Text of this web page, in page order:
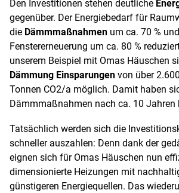
Den Investitionen stehen deutliche
gegenüber. Der Energiebedarf für
die Dämmmaßnahmen um ca. 70 %
Fenstererneuerung um ca. 80 %
unserem Beispiel mit Omas Häuschen
Dämmung Einsparungen von über
Tonnen CO2/a möglich. Damit haben
Dämmmaßnahmen nach ca. 10 Jahren
Tatsächlich werden sich die
schneller auszahlen: Denn dank der
eignen sich für Omas Häuschen nun
dimensionierte Heizungen mit
günstigeren Energiequellen. Das